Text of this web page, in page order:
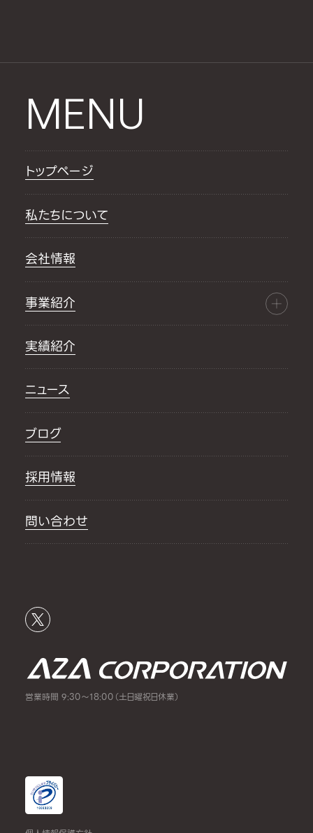
MENU
トップページ
私たちについて
会社情報
事業紹介
実績紹介
ニュース
ブログ
採用情報
問い合わせ
営業時間 9:30～18:00（土日曜祝日休業）